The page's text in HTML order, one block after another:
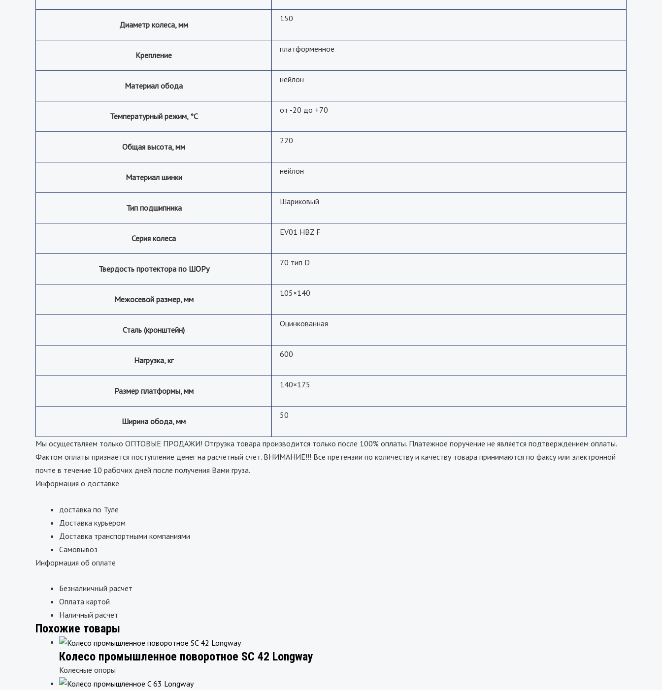
Диаметр колеса, мм
150
Крепление
платформенное
Материал обода
нейлон
Температурный режим, °С
от -20 до +70
Общая высота, мм
220
Материал шинки
нейлон
Тип подшипника
Шариковый
Серия колеса
EV01 HBZ F
Твердость протектора по ШОРу
70 тип D
Межосевой размер, мм
105×140
Сталь (кронштейн)
Оцинкованная
Нагрузка, кг
600
Размер платформы, мм
140×175
Ширина обода, мм
50
Мы осуществляем только ОПТОВЫЕ ПРОДАЖИ! Отгрузка товара производится только после 100% оплаты. Платежное поручение не является подтверждением оплаты.
Фактом оплаты признается поступление денег на расчетный счет. ВНИМАНИЕ!!! Все претензии по количеству и качеству товара принимаются по факсу или электронной
почте в течение 10 рабочих дней после получения Вами груза.
Информация о доставке
доставка по Туле
Доставка курьером
Доставка транспортными компаниями
Самовывоз
Информация об оплате
Безналиичный расчет
Оплата картой
Наличный расчет
Похожие товары
Колесо промышленное поворотное SC 42 Longway
Колесные опоры